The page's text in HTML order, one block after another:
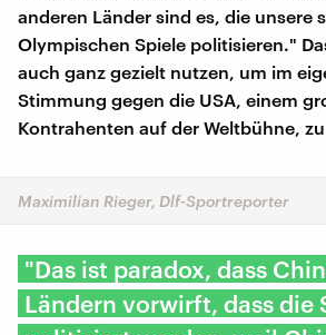
anderen Länder sind es, die unsere
Olympischen Spiele politisieren."
auch ganz gezielt nutzen, um im
Stimmung gegen die USA, einem
Kontrahenten auf der Weltbühne,
Maximilian Rieger, Dlf-Sportreporter
"Das ist paradox, dass
Ländern vorwirft, dass die